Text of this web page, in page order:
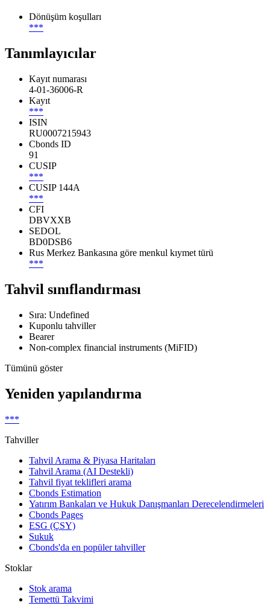
Dönüşüm koşulları
***
Tanımlayıcılar
Kayıt numarası
4-01-36006-R
Kayıt
***
ISIN
RU0007215943
Cbonds ID
91
CUSIP
***
CUSIP 144A
***
CFI
DBVXXB
SEDOL
BD0DSB6
Rus Merkez Bankasına göre menkul kıymet türü
***
Tahvil sınıflandırması
Sıra: Undefined
Kuponlu tahviller
Bearer
Non-complex financial instruments (MiFID)
Tümünü göster
Yeniden yapılandırma
***
Tahviller
Tahvil Arama & Piyasa Haritaları
Tahvil Arama (AI Destekli)
Tahvil fiyat teklifleri arama
Cbonds Estimation
Yatırım Bankaları ve Hukuk Danışmanları Derecelendirmeleri
Cbonds Pages
ESG (ÇSY)
Sukuk
Cbonds'da en popüler tahviller
Stoklar
Stok arama
Temettü Takvimi